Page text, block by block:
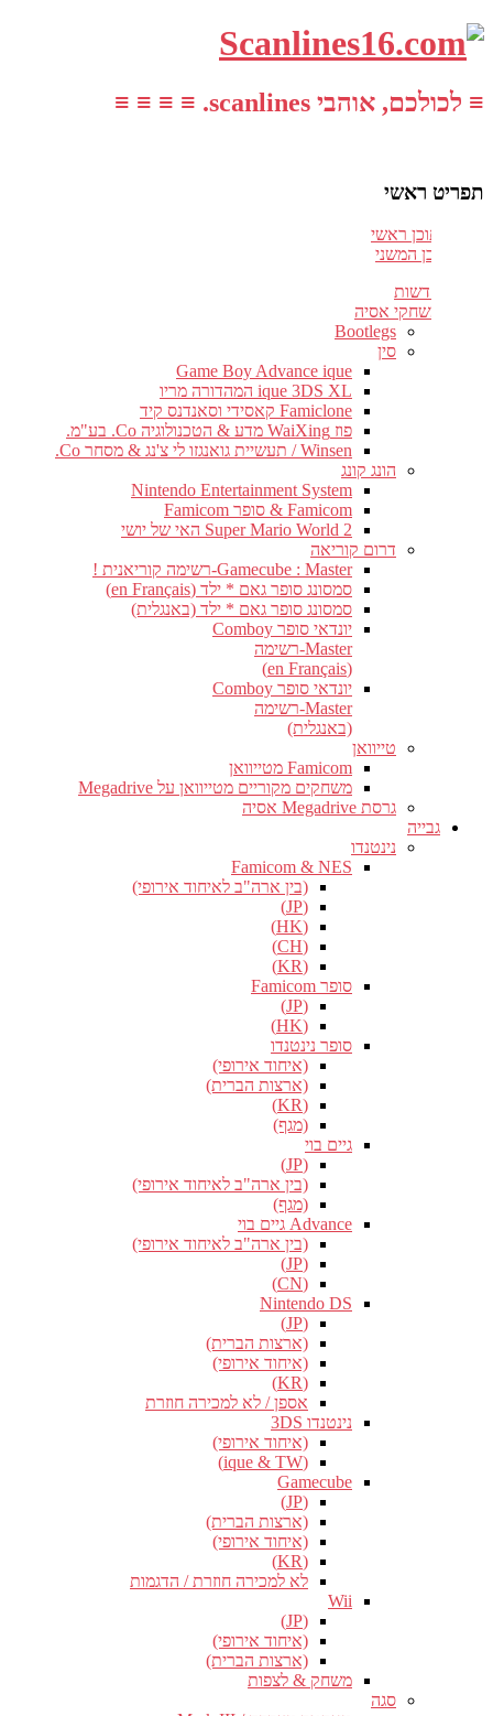
≡ לכולכם, אוהבי scanlines. ≡ ≡ ≡ ≡
תפריט ראשי
עבור לתוכן ראשי
דלג לתוכן המשני
חדשות
משחקי אסיה
Bootlegs
סין
Game Boy Advance ique
ique 3DS XL המהדורה מריו
Famiclone קאסידי וסאנדנס קיד
פוז WaiXing מדע & הטכנולוגיה Co. בע"מ.
Winsen / תעשיית גואנגזו לי צ'נג & מסחר Co.
הונג קונג
Nintendo Entertainment System
Famicom & סופר Famicom
Super Mario World 2 האי של יושי
דרום קוריאה
Gamecube : Master-רשימה קוריאנית !
סמסונג סופר גאם * ילד (en Français)
סמסונג סופר גאם * ילד (באנגלית)
יונדאי סופר Comboy
Master-רשימה
(en Français)
יונדאי סופר Comboy
Master-רשימה
(באנגלית)
טייוואן
Famicom מטייוואן
משחקים מקוריים מטייוואן על Megadrive
גרסת Megadrive אסיה
גבייה
נינטנדו
Famicom & NES
(בין ארה"ב לאיחוד אירופי)
(JP)
(HK)
(CH)
(KR)
סופר Famicom
(JP)
(HK)
סופר נינטנדו
(איחוד אירופי)
(ארצות הברית)
(KR)
(מגף)
גיים בוי
(JP)
(בין ארה"ב לאיחוד אירופי)
(מגף)
Advance גיים בוי
(בין ארה"ב לאיחוד אירופי)
(JP)
(CN)
Nintendo DS
(JP)
(ארצות הברית)
(איחוד אירופי)
(KR)
אספן / לא למכירה חוזרת
נינטנדו 3DS
(איחוד אירופי)
(ique & TW)
Gamecube
(JP)
(ארצות הברית)
(איחוד אירופי)
(KR)
לא למכירה חוזרת / הדגמות
Wii
(JP)
(איחוד אירופי)
(ארצות הברית)
משחק & לצפות
סגה